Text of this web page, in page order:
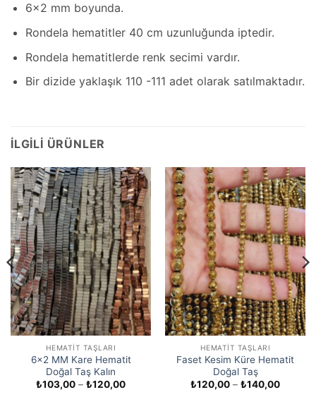
6×2 mm boyunda.
Rondela hematitler 40 cm uzunluğunda iptedir.
Rondela hematitlerde renk secimi vardır.
Bir dizide yaklaşık 110 -111 adet olarak satılmaktadır.
İLGILI ÜRÜNLER
HEMATIT TAŞLARI
6×2 MM Kare Hematit
Doğal Taş Kalın
₺103,00 – ₺120,00Fiyat
HEMATIT TAŞLARI
Faset Kesim Küre Hematit
Doğal Taş
₺120,00 – ₺140,00Fiyat